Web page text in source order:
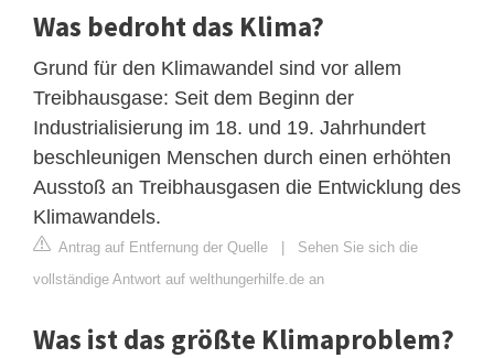
Was bedroht das Klima?
Grund für den Klimawandel sind vor allem
Treibhausgase: Seit dem Beginn der
Industrialisierung im 18. und 19. Jahrhundert
beschleunigen Menschen durch einen erhöhten
Ausstoß an Treibhausgasen die Entwicklung des
Klimawandels.
Antrag auf Entfernung der Quelle | Sehen Sie sich die
vollständige Antwort auf welthungerhilfe.de an
Was ist das größte Klimaproblem?